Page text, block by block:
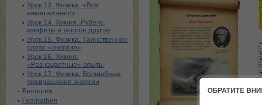
Урок 13. Физика. «Всё
намагничено!»
Урок 14. Химия. Рубенс,
конфеты и многое другое
Урок.15. Физика. Таинственное
слово «энергия»
Урок 16. Химия.
«Разноцветные» опыты
Урок 17. Физика. Волшебные
превращения энергии
Биология
География
ОБРАТИТЕ